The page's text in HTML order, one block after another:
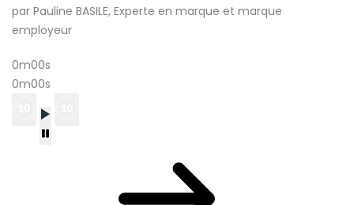
par Pauline BASILE, Experte en marque et marque
employeur
0m00s
0m00s